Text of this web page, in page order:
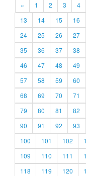
« 1 2 3 4
13
14 15 16
24
25 26 27
35
36 37 38
46
47 48 49
57
58 59 60
68
69 70 71
79
80 81 82
90
91 92 93
100
101 102
109
110 111
118
119 120